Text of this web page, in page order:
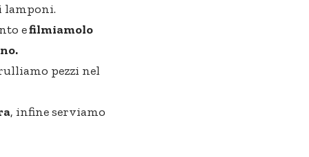
lamponi.
efilmiamolo
pezzi nel
, infine serviamo